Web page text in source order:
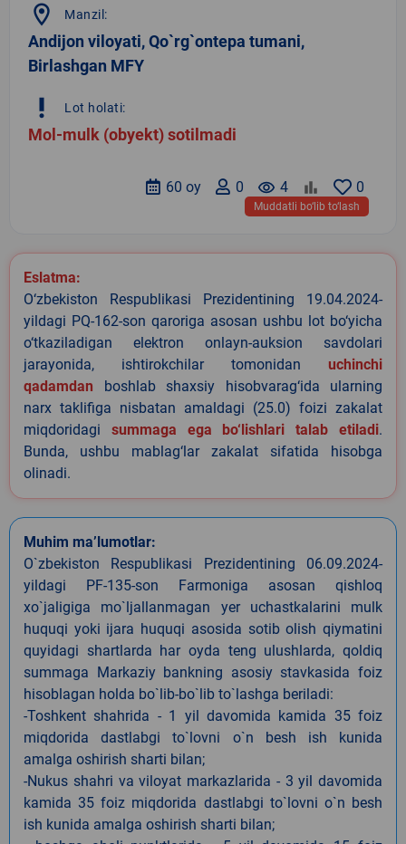
location_on Manzil:
Andijon viloyati, Qo`rg`ontepa tumani,
Birlashgan MFY
priority_high Lot holati:
Mol-mulk (obyekt) sotilmadi
0
remove_red_eye 4
0
60 oy
Muddatli bo‘lib to‘lash
Eslatma:
O‘zbekiston Respublikasi Prezidentining 19.04.2024-
yildagi PQ-162-son qaroriga asosan ushbu lot bo‘yicha
o‘tkaziladigan elektron onlayn-auksion savdolari
jarayonida, ishtirokchilar tomonidan uchinchi
qadamdan boshlab shaxsiy hisobvarag‘ida ularning
narx taklifiga nisbatan amaldagi (25.0) foizi zakalat
miqdoridagi summaga ega bo‘lishlari talab etiladi.
Bunda, ushbu mablag‘lar zakalat sifatida hisobga
olinadi.
Muhim ma’lumotlar:
O`zbekiston Respublikasi Prezidentining 06.09.2024-
yildagi PF-135-son Farmoniga asosan qishloq
xo`jaligiga mo`ljallanmagan yer uchastkalarini mulk
huquqi yoki ijara huquqi asosida sotib olish qiymatini
quyidagi shartlarda har oyda teng ulushlarda, qoldiq
summaga Markaziy bankning asosiy stavkasida foiz
hisoblagan holda bo`lib-bo`lib to`lashga beriladi:
-Toshkent shahrida - 1 yil davomida kamida 35 foiz
miqdorida dastlabgi to`lovni o`n besh ish kunida
amalga oshirish sharti bilan;
-Nukus shahri va viloyat markazlarida - 3 yil davomida
kamida 35 foiz miqdorida dastlabgi to`lovni o`n besh
ish kunida amalga oshirish sharti bilan;